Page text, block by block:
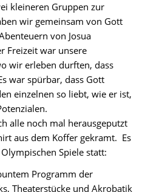
kleineren Gruppen zur
wir gemeinsam von Gott
von Josua
Freizeit war unsere
wir erleben durften, dass
war spürbar, dass Gott
einzelnen so liebt, wie er ist,
alle noch mal herausgeputzt
aus dem Koffer gekramt. Es
Spiele statt:
Programm der
Theaterstücke und Akrobatik